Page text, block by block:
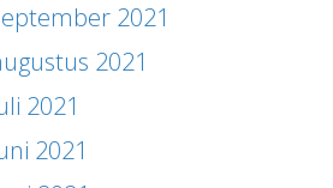
2021
2021
2021
2021